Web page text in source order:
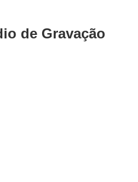
de Gravação